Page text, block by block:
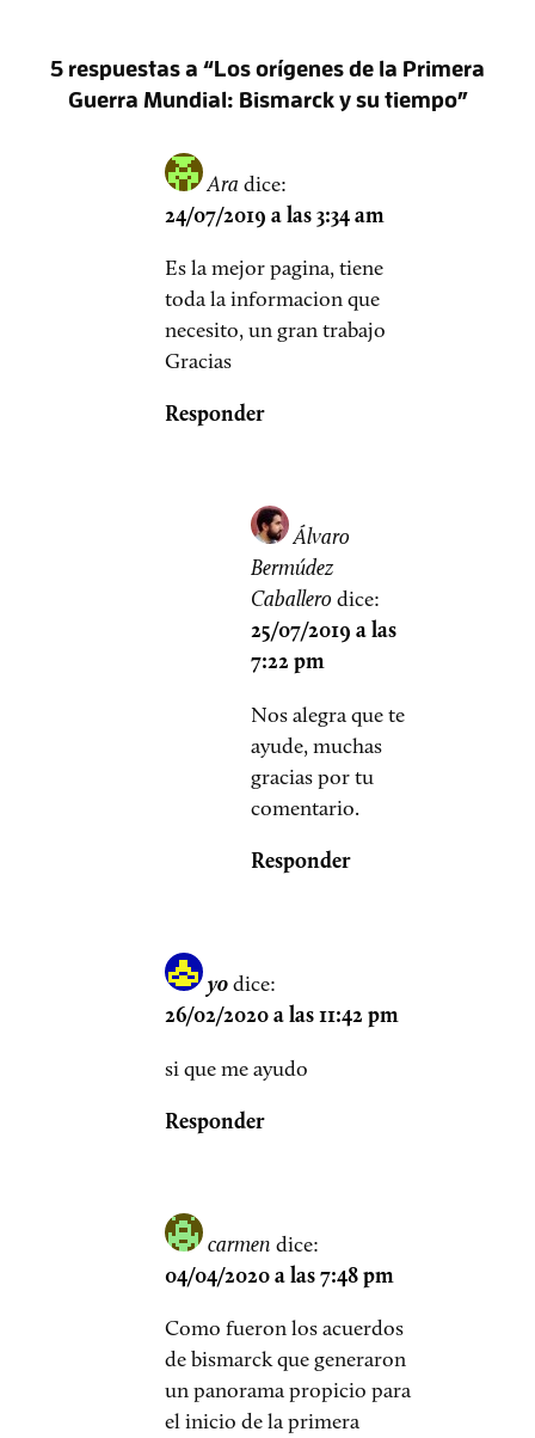
5 respuestas a “Los orígenes de la Primera
Guerra Mundial: Bismarck y su tiempo”
Ara dice:
24/07/2019 a las 3:34 am
Es la mejor pagina, tiene
toda la informacion que
necesito, un gran trabajo
Gracias
Responder
Álvaro
Bermúdez
Caballerodice:
25/07/2019 a las
7:22 pm
Nos alegra que te
ayude, muchas
gracias por tu
comentario.
Responder
yodice:
26/02/2020 a las 11:42 pm
si que me ayudo
Responder
carmen dice:
04/04/2020 a las 7:48 pm
Como fueron los acuerdos
de bismarck que generaron
un panorama propicio para
el inicio de la primera